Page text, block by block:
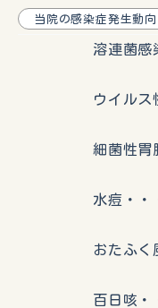
当院の感染症発生動向
溶連菌感染症
ウイルス性胃
細菌性胃腸炎
水痘・・・・
おたふく風邪
百日咳・・・